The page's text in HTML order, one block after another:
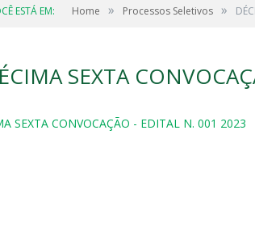
ESTÁ EM: Home » Processos Seletivos »
SEXTA
SEXTA CONVOCAÇÃO - EDITAL N. 001 2023